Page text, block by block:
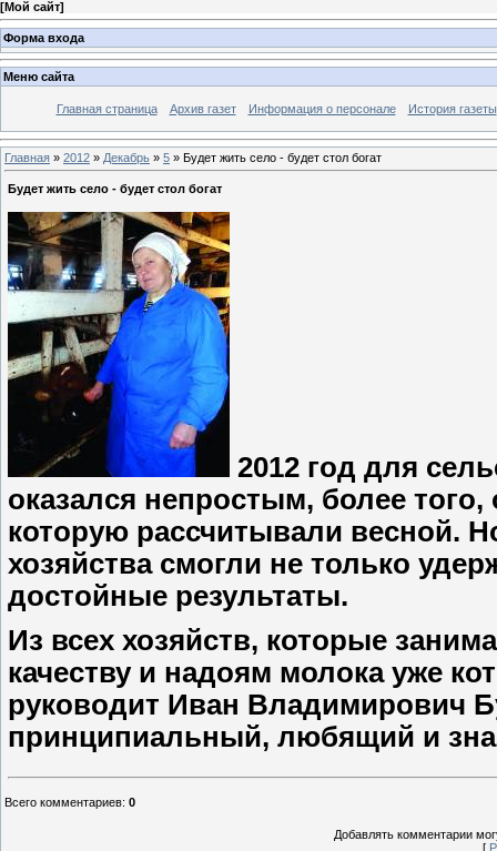
[Мой сайт]
Форма входа
Меню сайта
Главная страница Архив газет Информация о персонале История газеты
Главная » 2012 » Декабрь » 5 » Будет жить село - будет стол богат
Будет жить село - будет стол богат
2012 год для
оказался непростым, более
которую рассчитывали весной.
хозяйства смогли не только
достойные результаты.
Из всех хозяйств, которые
качеству и надоям молока уже
руководит Иван Владимирович
принципиальный, любящий и
Всего комментариев: 0
Добавлять комментарии
[